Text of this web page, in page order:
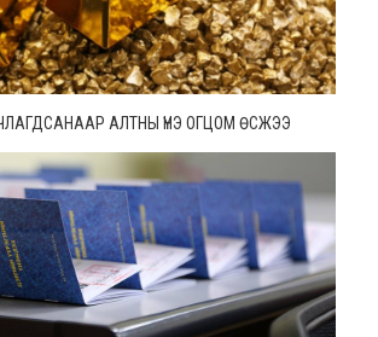
АЛТНЫ ҮНЭ ОГЦОМ ӨСЖЭЭ